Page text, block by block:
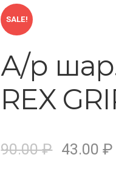
SALE!
А/р
REX
90.00₽ 43.00 ₽